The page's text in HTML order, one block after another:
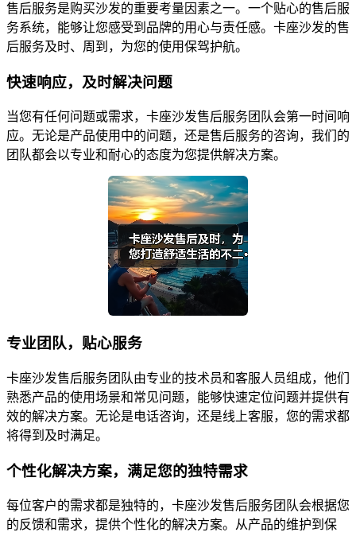
售后服务是购买沙发的重要考量因素之一。一个贴心的售后服
务系统，能够让您感受到品牌的用心与责任感。卡座沙发的售
后服务及时、周到，为您的使用保驾护航。
快速响应，及时解决问题
当您有任何问题或需求，卡座沙发售后服务团队会第一时间响
应。无论是产品使用中的问题，还是售后服务的咨询，我们的
团队都会以专业和耐心的态度为您提供解决方案。
专业团队，贴心服务
卡座沙发售后服务团队由专业的技术员和客服人员组成，他们
熟悉产品的使用场景和常见问题，能够快速定位问题并提供有
效的解决方案。无论是电话咨询，还是线上客服，您的需求都
将得到及时满足。
个性化解决方案，满足您的独特需求
每位客户的需求都是独特的，卡座沙发售后服务团队会根据您
的反馈和需求，提供个性化的解决方案。从产品的维护到保